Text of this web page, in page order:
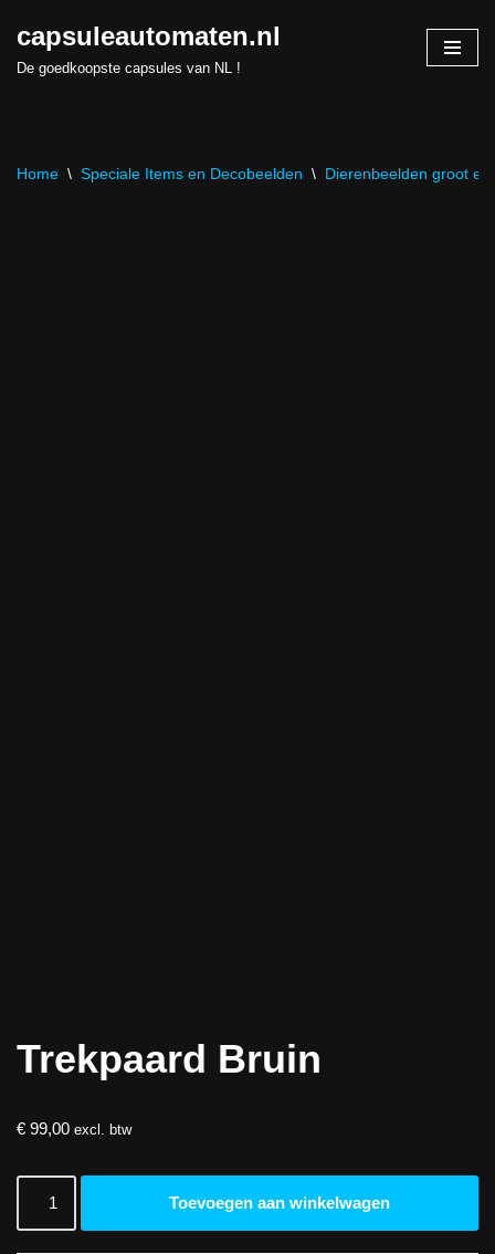
Skip
capsuleautomaten.nl
De goedkoopste capsules van NL !
Home \ Speciale Items en Decobeelden \ Dierenbeelden groot en
Trekpaard Bruin
€ 99,00 excl. btw
Toevoegen aan winkelwagen